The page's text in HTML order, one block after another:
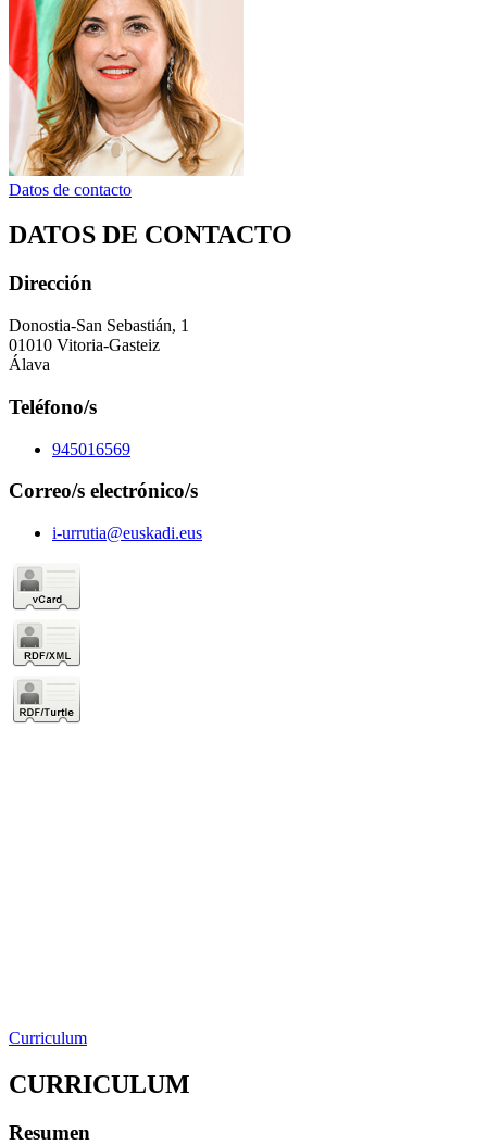
Datos de contacto
DATOS DE CONTACTO
Dirección
Donostia-San Sebastián, 1
01010 Vitoria-Gasteiz
Álava
Teléfono/s
945016569
Correo/s electrónico/s
i-urrutia@euskadi.eus
Curriculum
CURRICULUM
Resumen